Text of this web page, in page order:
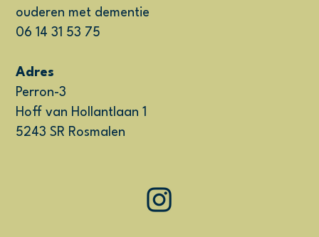
ouderen met dementie
06 14 31 53 75
Adres
Perron-3
Hoff van Hollantlaan 1
5243 SR Rosmalen